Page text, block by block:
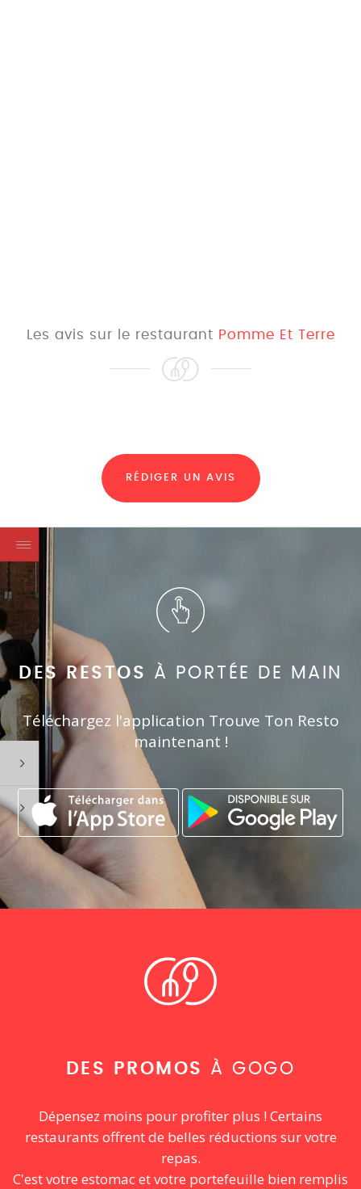
Les avis sur le restaurant Pomme Et Terre
RÉDIGER UN AVIS
DES RESTOS À PORTÉE DE MAIN
Téléchargez l'application Trouve Ton Resto
maintenant !
DES PROMOS À GOGO
Dépensez moins pour profiter plus ! Certains
restaurants offrent de belles réductions sur votre
repas.
C'est votre estomac et votre portefeuille bien remplis